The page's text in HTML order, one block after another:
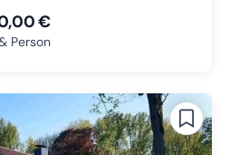
€
Person